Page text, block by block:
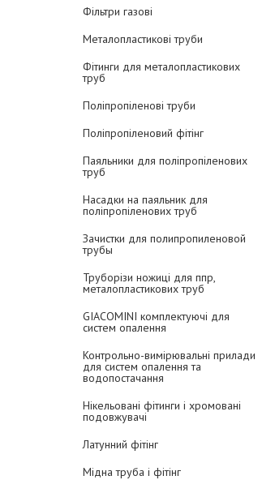
Фільтри газові
Металопластикові труби
Фітинги для металопластикових
труб
Поліпропіленові труби
Поліпропіленовий фітінг
Паяльники для поліпропіленових
труб
Насадки на паяльник для
поліпропіленових труб
Зачистки для полипропиленовой
трубы
Труборізи ножиці для ппр,
металопластикових труб
GIACOMINI комплектуючі для
систем опалення
Контрольно-вимірювальні прилади
для систем опалення та
водопостачання
Нікельовані фітинги і хромовані
подовжувачі
Латунний фітінг
Мідна труба і фітінг